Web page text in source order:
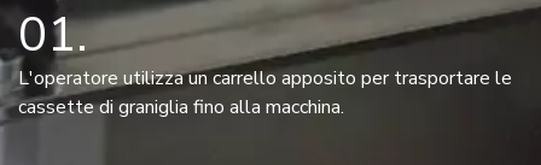
01
L'operatore utilizza un carrello apposito per trasportare le
cassette di graniglia fino alla macchina.